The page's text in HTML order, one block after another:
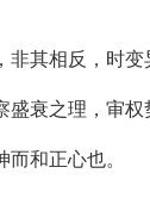
其相反，时变
衰之理，审权
和正心也。